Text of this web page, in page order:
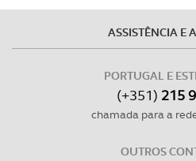
O ACP garantirá que as
dados pessoais serão
consentimento e quando tal se
Realçamos que o bloqueio de
tecnologias similares pode ter
ASSISTÊNCIA E
PORTUGAL E
(+351) 215
chamada para a
OUTROS